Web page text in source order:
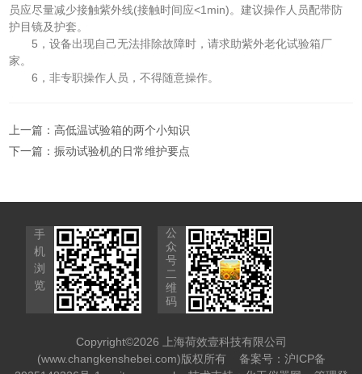
员应尽量减少接触紫外线(接触时间应<1min)。建议操作人员配带防
护目镜及护套。
5，设备出现自己无法排除故障时，请求助紫外老化试验箱厂
家。
6，非专职操作人员，不得随意操作。
上一篇：高低温试验箱的两个小知识
下一篇：振动试验机的日常维护要点
手
机
浏
览
公
众
号
二
维
码
Copyright©2026 上海荷效壹科技有限公司
(www.changkenshebei.com)版权所有 备案号：沪ICP备